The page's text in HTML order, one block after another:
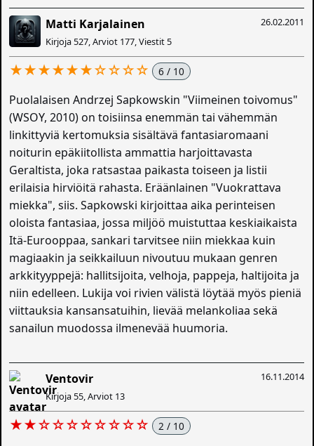
26.02.2011
Matti Karjalainen
Kirjoja 527, Arviot 177, Viestit 5
★★★★★★☆☆☆☆ 6 / 10
Puolalaisen Andrzej Sapkowskin "Viimeinen toivomus"
(WSOY, 2010) on toisiinsa enemmän tai vähemmän
linkittyviä kertomuksia sisältävä fantasiaromaani
noiturin epäkiitollista ammattia harjoittavasta
Geraltista, joka ratsastaa paikasta toiseen ja listii
erilaisia hirviöitä rahasta. Eräänlainen "Vuokrattava
miekka", siis. Sapkowski kirjoittaa aika perinteisen
oloista fantasiaa, jossa miljöö muistuttaa keskiaikaista
Itä-Eurooppaa, sankari tarvitsee niin miekkaa kuin
magiaakin ja seikkailuun nivoutuu mukaan genren
arkkityyppejä: hallitsijoita, velhoja, pappeja, haltijoita ja
niin edelleen. Lukija voi rivien välistä löytää myös pieniä
viittauksia kansansatuihin, lievää melankoliaa sekä
sanailun muodossa ilmenevää huumoria.
16.11.2014
Ventovir
Kirjoja 55, Arviot 13
★★☆☆☆☆☆☆☆☆ 2 / 10